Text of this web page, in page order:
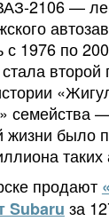
2106 —
с 1976 по
второй
семейства
жизни было
продают
Subaru за